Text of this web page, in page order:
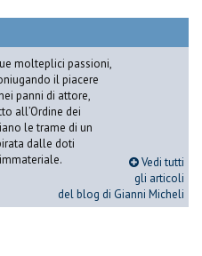
molteplici passioni,
il piacere
panni di attore,
all’Ordine dei
le trame di un
dalle doti
Vedi tutti
gli articoli
del blog di Gianni Micheli